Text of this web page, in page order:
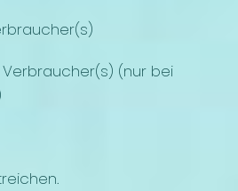
(nur bei